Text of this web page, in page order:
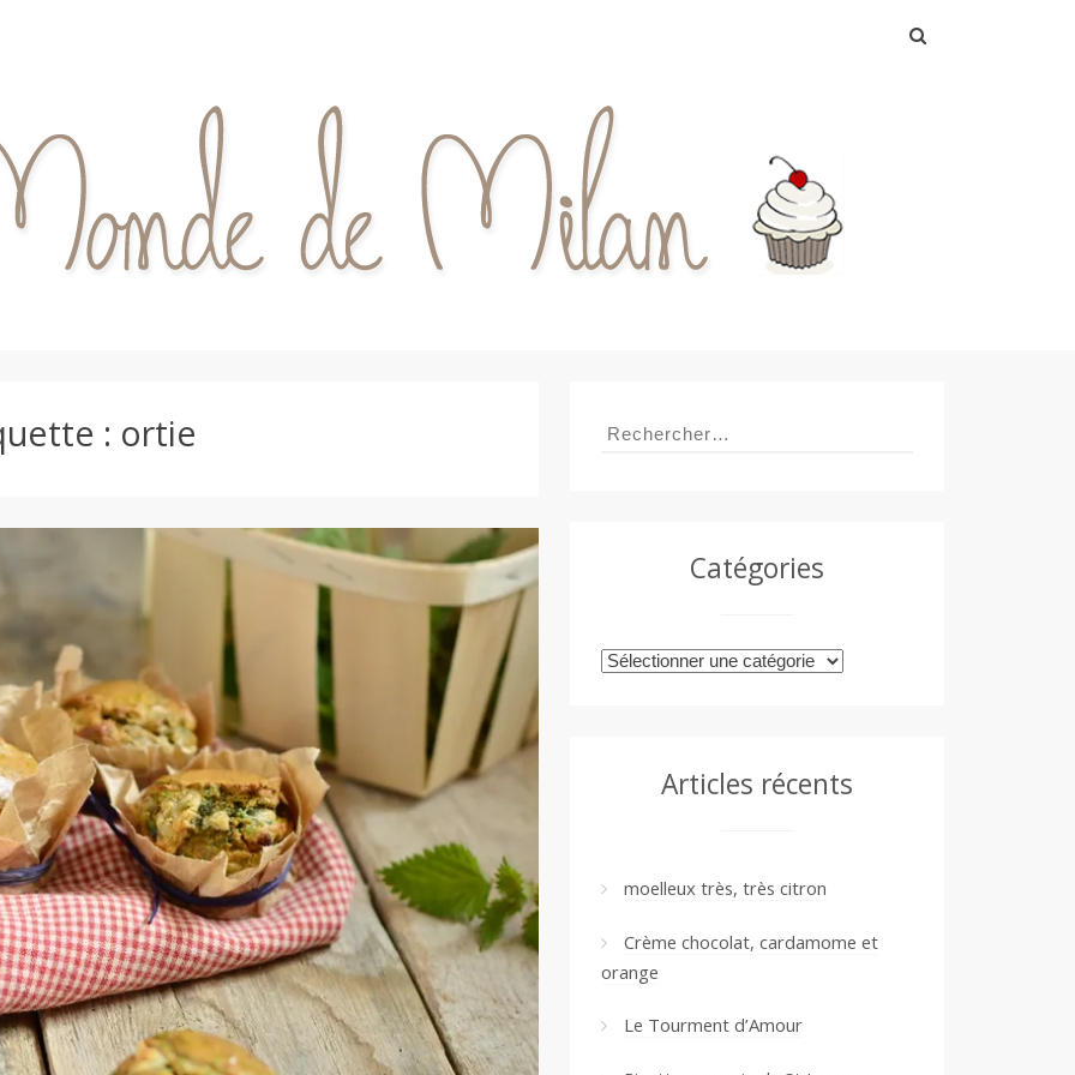
: ortie Rechercher :
Catégories
Catégories
Articles récents
moelleux très, très citron
Crème chocolat, cardamome et
orange
Le Tourment d’Amour